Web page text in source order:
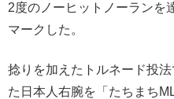
2度のノーヒットノーランを
マークした。
捻りを加えたトルネード投
た日本人右腕を「たちまち